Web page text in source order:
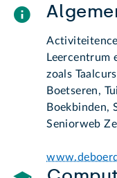
Leercentrum
zoals
Boetseren,
Boekbinden,
Seniorweb